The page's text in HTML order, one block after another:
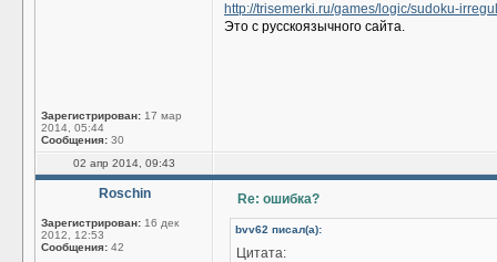
Зарегистрирован: 17 мар
2014, 05:44
Сообщения: 30
http://trisemerki.ru/games/logic/sudoku-
Это с русскоязычного сайта.
02 апр 2014, 09:43
Roschin
Зарегистрирован: 16 дек
2012, 12:53
Сообщения: 42
Re: ошибка?
bvv62 писал(а):
Цитата: